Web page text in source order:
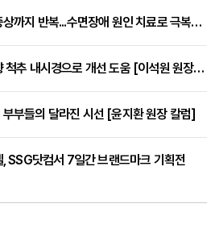
불면증과 어지럼증·이명 증상까지 반복...수면장애 원인 치료로 극복해야
척추관협착증 치료, 양방향 척추 내시경으로 개선 도움 [이석원 원장 칼럼]
부들의 달라진 시선 [윤지환 원장 칼럼]
SSG닷컴서 7일간 브랜드마크 기획전